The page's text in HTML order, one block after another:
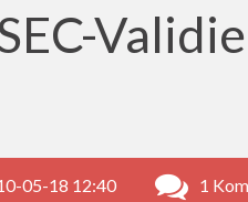
05-18 12:40 1